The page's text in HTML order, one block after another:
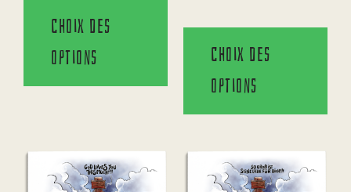
Choix des
options
Choix des
options